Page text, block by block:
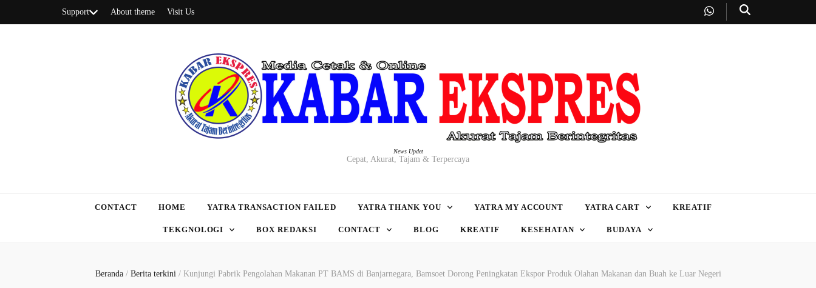
Support About theme Visit Us
News Updet
Cepat, Akurat, Tajam & Terpercaya
CONTACT HOME YATRA TRANSACTION FAILED YATRA THANK YOU YATRA MY ACCOUNT YATRA CART KREATIF
TEKGNOLOGI BOX REDAKSI CONTACT BLOG KREATIF KESEHATAN BUDAYA
Beranda / Berita terkini / Kunjungi Pabrik Pengolahan Makanan PT BAMS di Banjarnegara, Bamsoet Dorong Peningkatan Ekspor Produk Olahan Makanan dan Buah ke Luar Negeri